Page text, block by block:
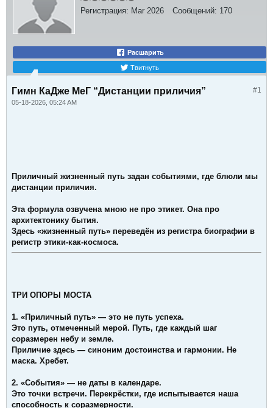
Регистрация: Mar 2026 Сообщений: 170
Расшарить
Твитнуть
#1
Гимн КаДже МеГ “Дистанции приличия”
05-18-2026, 05:24 AM
Приличный жизненный путь задан событиями, где блюли мы
дистанции приличия.
Эта формула озвучена мною не про этикет. Она про
архитектонику бытия.
Здесь «жизненный путь» переведён из регистра биографии в
регистр этики-как-космоса.
ТРИ ОПОРЫ МОСТА
1. «Приличный путь» — это не путь успеха.
Это путь, отмеченный мерой. Путь, где каждый шаг
соразмерен небу и земле.
Приличие здесь — синоним достоинства и гармонии. Не
маска. Хребет.
2. «События» — не даты в календаре.
Это точки встречи. Перекрёстки, где испытывается наша
способность к соразмерности.